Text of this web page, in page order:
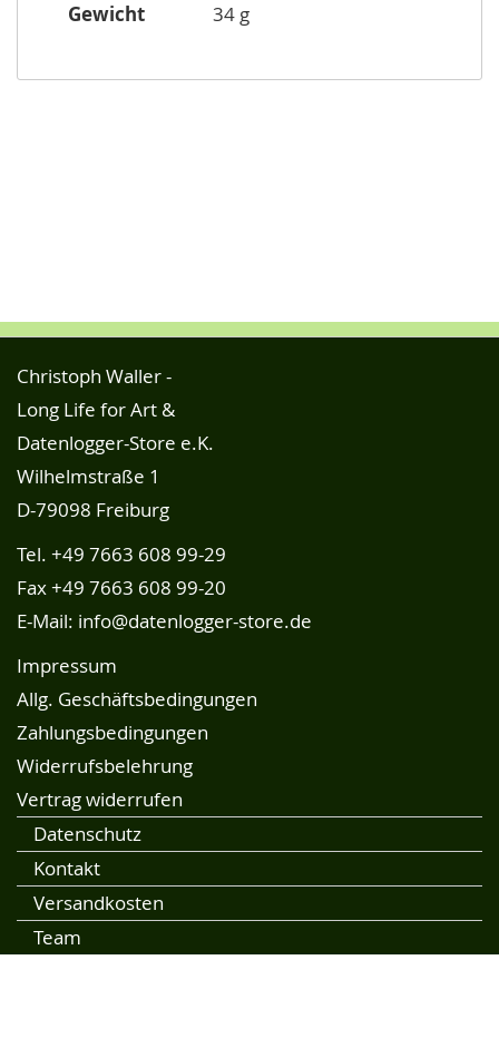
Gewicht
34 g
Christoph Waller -
Long Life for Art &
Datenlogger-Store e.K.
Wilhelmstraße 1
D-79098 Freiburg
Tel. +49 7663 608 99-29
Fax +49 7663 608 99-20
E-Mail: info@datenlogger-store.de
Impressum
Allg. Geschäftsbedingungen
Zahlungsbedingungen
Widerrufsbelehrung
Vertrag widerrufen
Datenschutz
Kontakt
Versandkosten
Team